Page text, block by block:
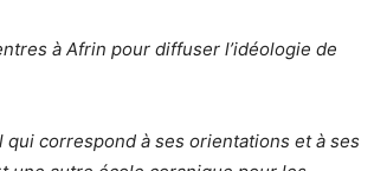
à Afrin pour diffuser l’idéologie de
qui correspond à ses orientations et à ses